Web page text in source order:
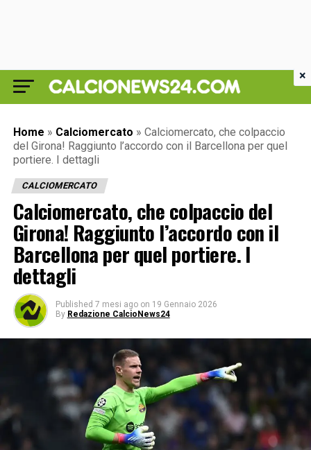
Home » Calciomercato » Calciomercato, che colpaccio
del Girona! Raggiunto l’accordo con il Barcellona per quel
portiere. I dettagli
CALCIOMERCATO
Calciomercato, che colpaccio del
Girona! Raggiunto l’accordo con il
Barcellona per quel portiere. I
dettagli
Published 7 mesi ago on 19 Gennaio 2026
By Redazione CalcioNews24
×